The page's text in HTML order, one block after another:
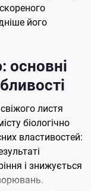
його
основні
листя
біологічно
властивостей:
і знижується